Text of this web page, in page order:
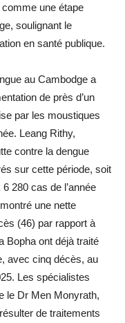
une étape
soulignant le
en santé publique.
au Cambodge a
de près d’un
par les moustiques
Leang Rithy,
contre la dengue
sur cette période, soit
280 cas de l’année
une nette
(46) par rapport à
Bopha ont déjà traité
avec cinq décès, au
Les spécialistes
le Dr Men Monyrath,
de traitements